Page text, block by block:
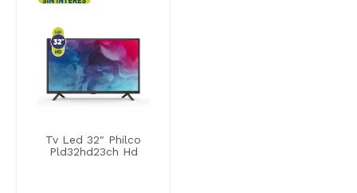
Tv Led 32" Philco
Pld32hd23ch Hd